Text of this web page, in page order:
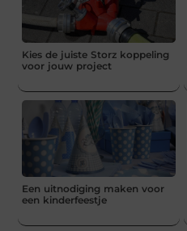
Kies de juiste Storz koppeling
voor jouw project
Een uitnodiging maken voor
een kinderfeestje